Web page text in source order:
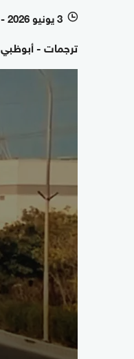
l 3 يونيو 2026 - 04:45 بتوقيت أبوظبي
ترجمات - أبوظبي